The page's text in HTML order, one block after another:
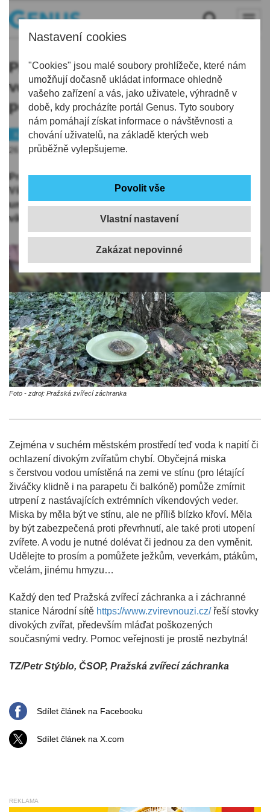
Nastavení cookies
"Cookies" jsou malé soubory prohlížeče, které nám
umožňují dočasně ukládat informace ohledně
vašeho zařízení a vás, jako uživatele, výhradně v
době, kdy procházíte portál Genus. Tyto soubory
nám pomáhají získat informace o návštěvnosti a
chování uživatelů, na základě kterých web
průběžně vylepšujeme.
Vlastní nastavení
Přichází žhavý víkend. Malá miska
vody v suchém městském prostředí
pomůže divokým zvířatům
Kraj Počasí
Příroda
26.06.2026 | 20:02
Pražská zvířecí záchranka vyzývá obyvatele celé ČR.
Všude tam, kde zvířatům není dostupný zdroj vody,
umístěte prosím misku s vodou. Alespoň na tento
víkend!
Foto - zdroj: Pražská zvířecí záchranka
Zejména v suchém městském prostředí teď voda k napití či
ochlazení divokým zvířatům chybí. Obyčejná miska
s čerstvou vodou umístěná na zemi ve stínu (pro létající
živáčky klidně i na parapetu či balkóně) pomůže zmírnit
utrpení z nastávajících extrémních víkendových veder.
Miska by měla být ve stínu, ale ne příliš blízko křoví. Měla
by být zabezpečená proti převrhnutí, ale také proti utopení
zvířete. A vodu je nutné dolévat či jednou za den vyměnit.
Udělejte to prosím a pomůžete ježkům, veverkám, ptákům,
včelám, jinému hmyzu…
Každý den teď Pražská zvířecí záchranka a i záchranné
stanice Národní sítě https://www.zvirevnouzi.cz/řeší stovky
divokých zvířat, především mláďat poškozených
současnými vedry. Pomoc veřejnosti je prostě nezbytná!
TZ/Petr Stýblo, ČSOP, Pražská zvířecí záchranka
Sdílet článek na Facebooku
Sdílet článek na X.com
REKLAMA